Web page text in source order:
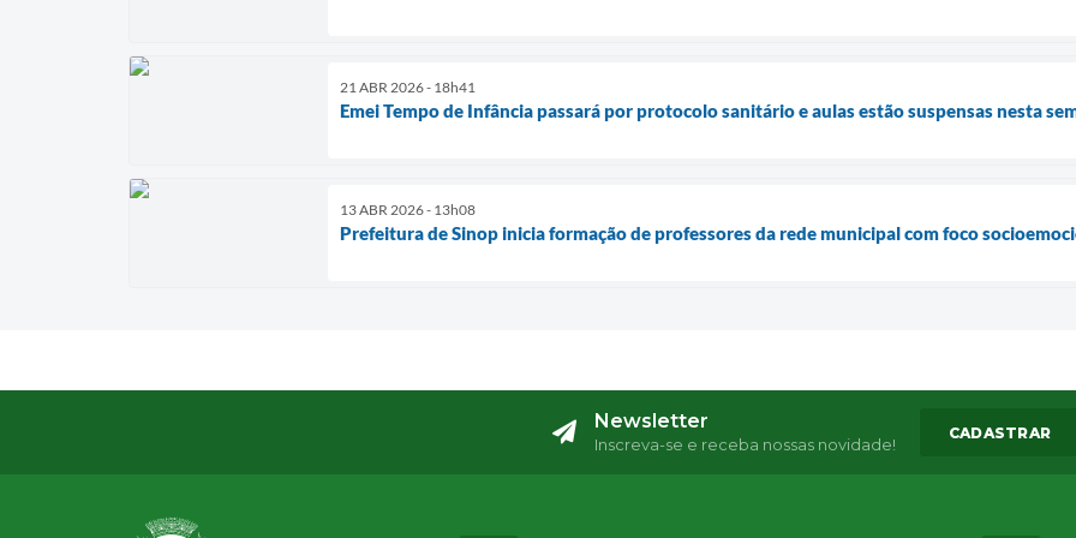
21 ABR 2026 - 18h41
Emei Tempo de Infância passará por protocolo sanitário e aulas estão suspensas nesta
13 ABR 2026 - 13h08
Prefeitura de Sinop inicia formação de professores da rede municipal com foco
Newsletter
Inscreva-se e receba nossas novidade!
CADASTRAR